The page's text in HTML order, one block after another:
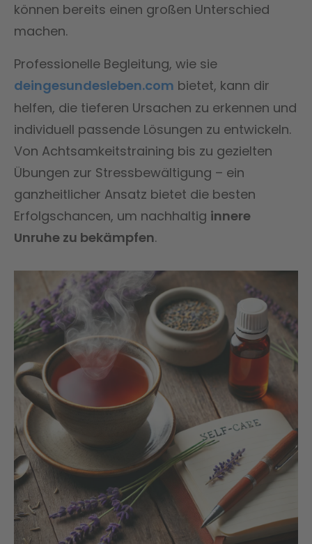
können bereits einen großen Unterschied
machen.
Professionelle Begleitung, wie sie
deingesundesleben.com bietet, kann dir
helfen, die tieferen Ursachen zu erkennen und
individuell passende Lösungen zu entwickeln.
Von Achtsamkeitstraining bis zu gezielten
Übungen zur Stressbewältigung – ein
ganzheitlicher Ansatz bietet die besten
Erfolgschancen, um nachhaltig innere
Unruhe zu bekämpfen.